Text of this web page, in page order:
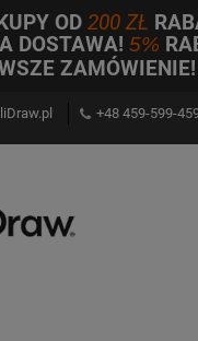
OD200 ZŁ
DOSTAWA! 5%
ZAMÓWIENIE!
+48 459-599-